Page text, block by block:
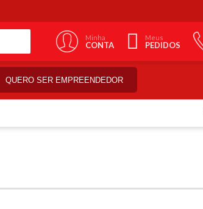
Minha
CONTA
Meus
PEDIDOS
QUERO SER EMPREENDEDOR